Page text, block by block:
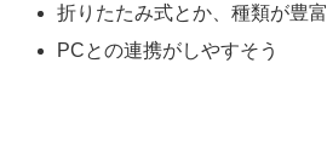
折りたたみ式とか、種類が豊富
PCとの連携がしやすそう